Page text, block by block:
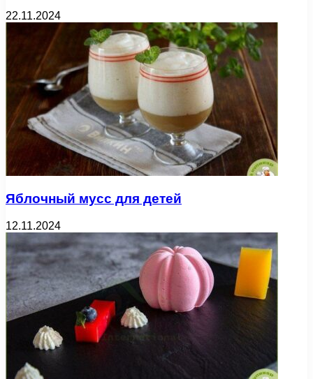
22.11.2024
Яблочный мусс для детей
12.11.2024